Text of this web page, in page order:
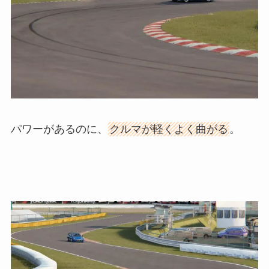
パワーがあるのに、 クルマが軽くよく曲がる。